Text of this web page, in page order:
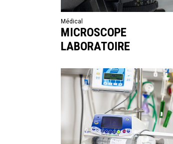
Médical
MICROSCOPE
LABORATOIRE